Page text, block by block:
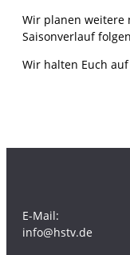
Wir planen weitere
Saisonverlauf
Wir halten Euch
E-Mail:
info@hstv.de